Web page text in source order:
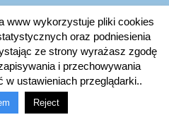
www wykorzystuje pliki cookies
oraz podniesienia
ze strony wyrażasz zgodę
i przechowywania
ustawieniach przeglądarki..
Reject